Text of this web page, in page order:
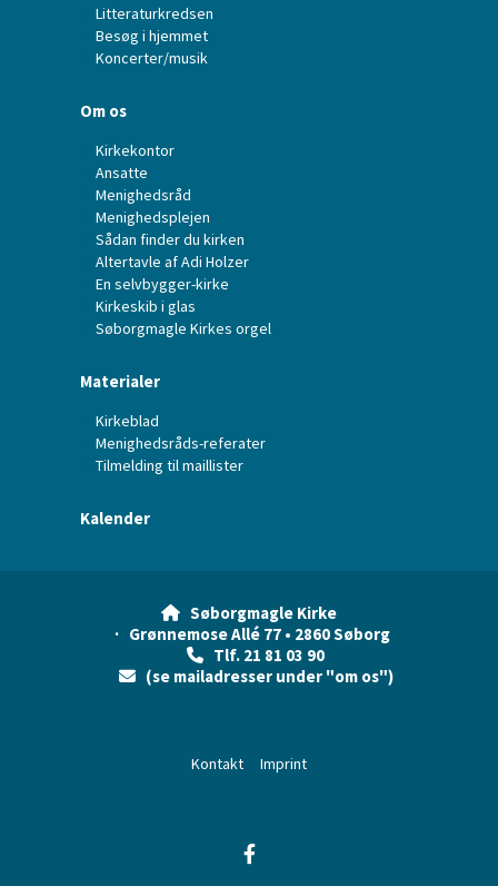
Litteraturkredsen
Besøg i hjemmet
Koncerter/musik
Om os
Kirkekontor
Ansatte
Menighedsråd
Menighedsplejen
Sådan finder du kirken
Altertavle af Adi Holzer
En selvbygger-kirke
Kirkeskib i glas
Søborgmagle Kirkes orgel
Materialer
Kirkeblad
Menighedsråds-referater
Tilmelding til maillister
Kalender
 Søborgmagle Kirke
· Grønnemose Allé 77 • 2860 Søborg
 Tlf. 21 81 03 90
(se mailadresser under "om os")
Kontakt Imprint